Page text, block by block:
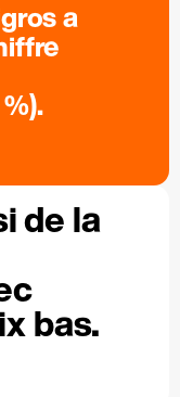
a
de la
bas.